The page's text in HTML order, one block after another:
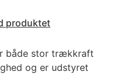
produktet
både stor trækkraft
og er udstyret